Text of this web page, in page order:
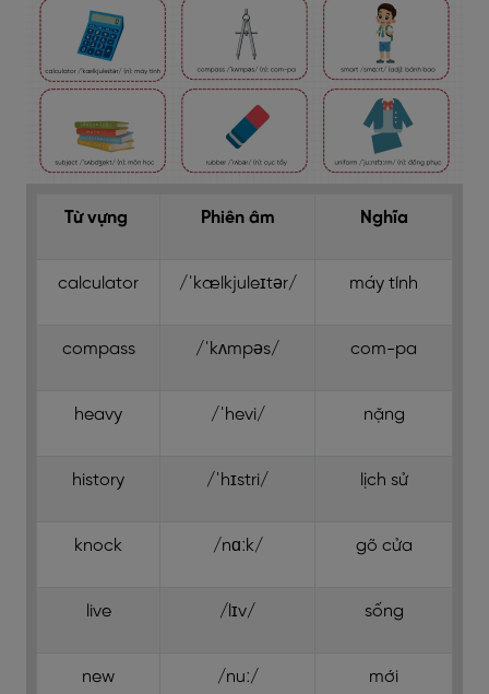
Từ vựng Phiên âm Nghĩa
calculator /ˈkælkjuleɪtər/ máy tính
compass /ˈkʌmpəs/ com-pa
heavy /ˈhevi/ nặng
history /ˈhɪstri/ lịch sử
knock /nɑːk/ gõ cửa
live /lɪv/ sống
new /nuː/ mới